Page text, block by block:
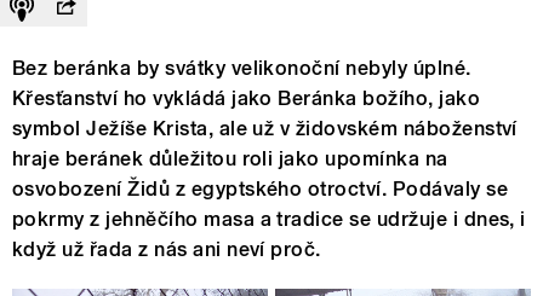
Bez beránka by svátky velikonoční nebyly úplné.
Křesťanství ho vykládá jako Beránka božího, jako
symbol Ježíše Krista, ale už v židovském náboženství
hraje beránek důležitou roli jako upomínka na
osvobození Židů z egyptského otroctví. Podávaly se
pokrmy z jehněčího masa a tradice se udržuje i dnes, i
když už řada z nás ani neví proč.